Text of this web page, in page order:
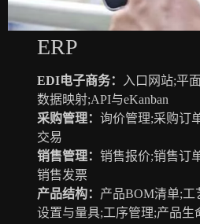
ERP
EDI电子商务：
入口网站;平
数据映射;API与eKanban
采购管理： 询价管理;采购订
交易
销售管理： 销售报价;销售订
销售发票
产品结构： 产品BOM清单;工
设置与量具;工序管理;产品生